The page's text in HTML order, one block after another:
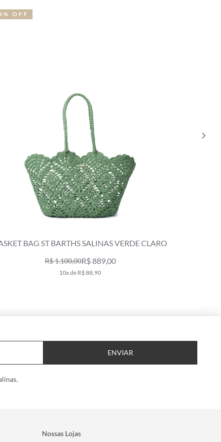
BAG ST BARTHS SALINAS VERDE CLARO
R$ 1.100,00R$ 889,00
10x de R$ 88,90
OFF
ENVIAR
Nossas Lojas